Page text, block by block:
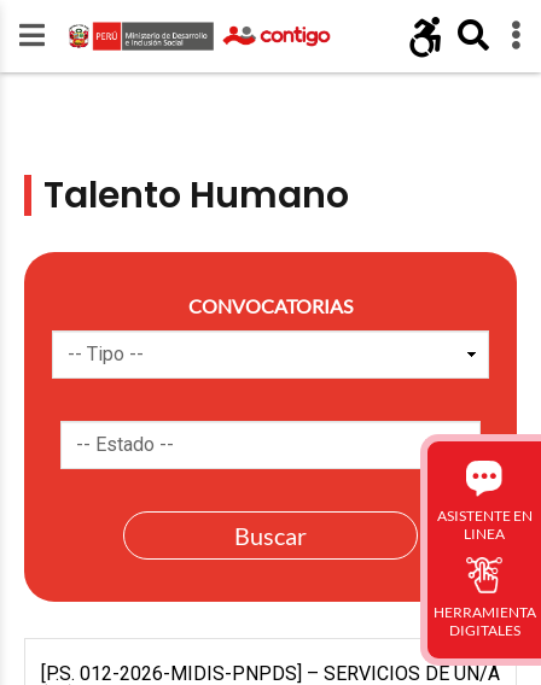
Talento Humano
CONVOCATORIAS
[P.S. 012-2026-MIDIS-PNPDS] – SERVICIOS DE UN/A
ASISTENTE EN
LINEA
HERRAMIENTA
DIGITALES